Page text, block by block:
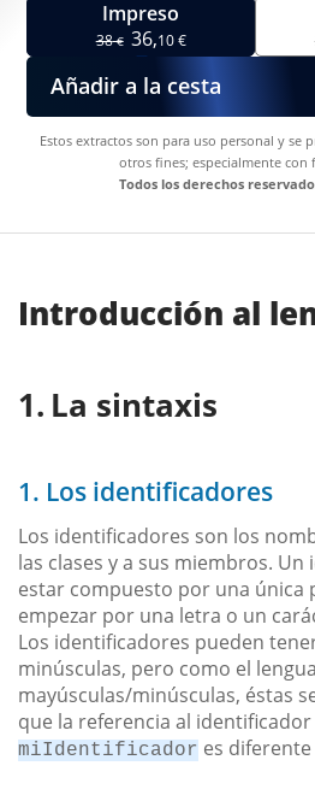
Impreso
38€ 36,10 €
Añadir a la cesta
Estos extractos son para uso personal y se
otros fines; especialmente con
Todos los derechos
Introducción al
La sintaxis
1. Los identificadores
Los identificadores son los
las clases y a sus miembros.
estar compuesto por una única
empezar por una letra o un
Los identificadores pueden
minúsculas, pero como el
mayúsculas/minúsculas, éstas
que la referencia al
miIdentificador es diferente